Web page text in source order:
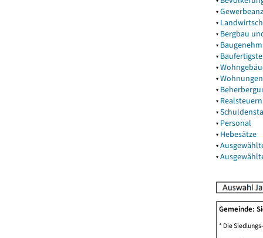
▾
▾
▾ Bergbau
▾
▾
▾
▾Wohnungen
▾
▾ Realsteuern
▾
▾ Personal
▾ Hebesätze
▾
▾
Gemeinde:
* Die